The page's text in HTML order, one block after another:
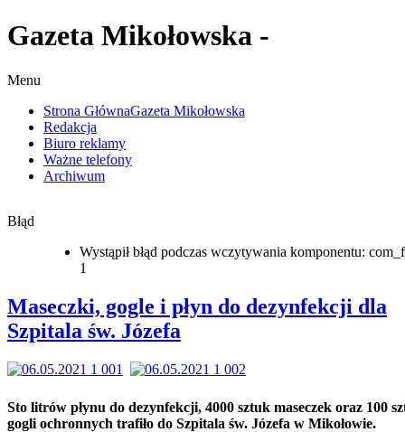
Gazeta Mikołowska -
Menu
Strona GłównaGazeta Mikołowska
Redakcja
Biuro reklamy
Ważne telefony
Archiwum
Błąd
Wystąpił błąd podczas wczytywania komponentu:
1
Maseczki, gogle i płyn do dezynfekcji dla
Szpitala św. Józefa
Sto litrów płynu do dezynfekcji, 4000 sztuk maseczek oraz 100
gogli ochronnych trafiło do Szpitala św. Józefa w Mikołowie.